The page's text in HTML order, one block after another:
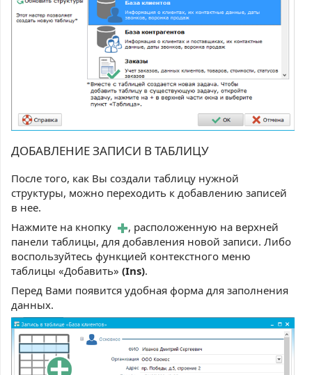
ДОБАВЛЕНИЕ ЗАПИСИ В ТАБЛИЦУ
После того, как Вы создали таблицу нужной
структуры, можно переходить к добавлению записей
в нее.
Нажмите на кнопку
, расположенную на верхней
панели таблицы, для добавления новой записи. Либо
воспользуйтесь функцией контекстного меню
таблицы «Добавить» (Ins).
Перед Вами появится удобная форма для заполнения
данных.